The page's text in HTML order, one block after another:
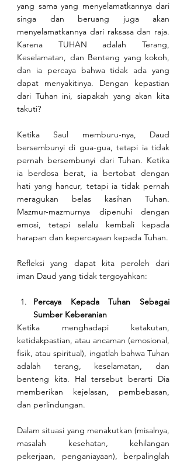
yang sama yang menyelamatkannya dari
singa dan beruang juga akan
menyelamatkannya dari raksasa dan raja.
Karena TUHAN adalah Terang,
Keselamatan, dan Benteng yang kokoh,
dan ia percaya bahwa tidak ada yang
dapat menyakitinya. Dengan kepastian
dari Tuhan ini, siapakah yang akan kita
takuti?
Ketika Saul memburu-nya, Daud
bersembunyi di gua-gua, tetapi ia tidak
pernah bersembunyi dari Tuhan. Ketika
ia berdosa berat, ia bertobat dengan
hati yang hancur, tetapi ia tidak pernah
meragukan belas kasihan Tuhan.
Mazmur-mazmurnya dipenuhi dengan
emosi, tetapi selalu kembali kepada
harapan dan kepercayaan kepada Tuhan.
Refleksi yang dapat kita peroleh dari
iman Daud yang tidak tergoyahkan:
Percaya Kepada Tuhan Sebagai
Sumber Keberanian
Ketika menghadapi ketakutan,
ketidakpastian, atau ancaman (emosional,
fisik, atau spiritual), ingatlah bahwa Tuhan
adalah terang, keselamatan, dan
benteng kita. Hal tersebut berarti Dia
memberikan kejelasan, pembebasan,
dan perlindungan.
Dalam situasi yang menakutkan (misalnya,
masalah kesehatan, kehilangan
pekerjaan, penganiayaan), berpalinglah